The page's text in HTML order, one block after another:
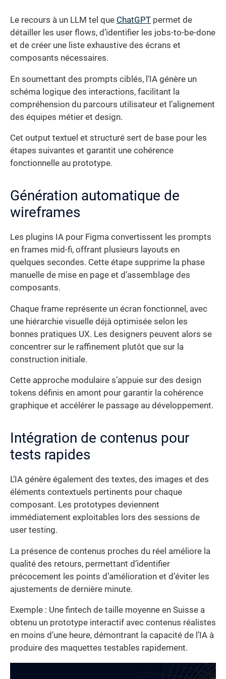
Le recours à un LLM tel que ChatGPT permet de
détailler les user flows, d’identifier les jobs-to-be-done
et de créer une liste exhaustive des écrans et
composants nécessaires.
En soumettant des prompts ciblés, l’IA génère un
schéma logique des interactions, facilitant la
compréhension du parcours utilisateur et l’alignement
des équipes métier et design.
Cet output textuel et structuré sert de base pour les
étapes suivantes et garantit une cohérence
fonctionnelle au prototype.
Génération automatique de
wireframes
Les plugins IA pour Figma convertissent les prompts
en frames mid-fi, offrant plusieurs layouts en
quelques secondes. Cette étape supprime la phase
manuelle de mise en page et d’assemblage des
composants.
Chaque frame représente un écran fonctionnel, avec
une hiérarchie visuelle déjà optimisée selon les
bonnes pratiques UX. Les designers peuvent alors se
concentrer sur le raffinement plutôt que sur la
construction initiale.
Cette approche modulaire s’appuie sur des design
tokens définis en amont pour garantir la cohérence
graphique et accélérer le passage au développement.
Intégration de contenus pour
tests rapides
L’IA génère également des textes, des images et des
éléments contextuels pertinents pour chaque
composant. Les prototypes deviennent
immédiatement exploitables lors des sessions de
user testing.
La présence de contenus proches du réel améliore la
qualité des retours, permettant d’identifier
précocement les points d’amélioration et d’éviter les
ajustements de dernière minute.
Exemple : Une fintech de taille moyenne en Suisse a
obtenu un prototype interactif avec contenus réalistes
en moins d’une heure, démontrant la capacité de l’IA à
produire des maquettes testables rapidement.